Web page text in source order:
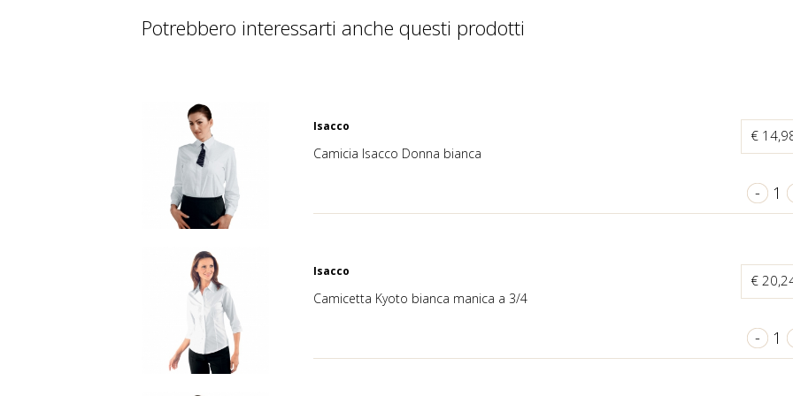
Potrebbero interessarti anche questi prodotti
Isacco
Camicia Isacco Donna bianca
€
- 1
Isacco
Camicetta Kyoto bianca manica a 3/4
€
- 1